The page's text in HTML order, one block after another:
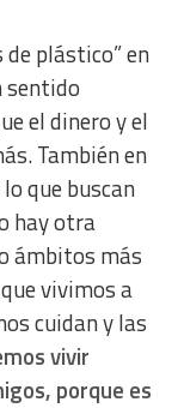
plástico” en
sentido
el dinero y el
También en
que buscan
hay otra
ámbitos más
vivimos a
cuidan y las
vivir
porque es